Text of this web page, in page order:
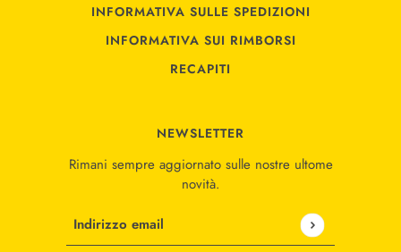
INFORMATIVA SULLE SPEDIZIONI
INFORMATIVA SUI RIMBORSI
RECAPITI
NEWSLETTER
Rimani sempre aggiornato sulle nostre ultome
novità.
Indirizzo email
Questo sito è protetto da hCaptcha e applica le